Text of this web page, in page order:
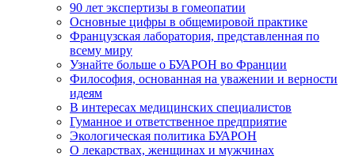
90 лет экспертизы в гомеопатии
Основные цифры в общемировой практике
Французская лаборатория, представленная по
всему миру
Узнайте больше о БУАРОН во Франции
Философия, основанная на уважении и верности
идеям
В интересах медицинских специалистов
Гуманное и ответственное предприятие
Экологическая политика БУАРОН
О лекарствах, женщинах и мужчинах